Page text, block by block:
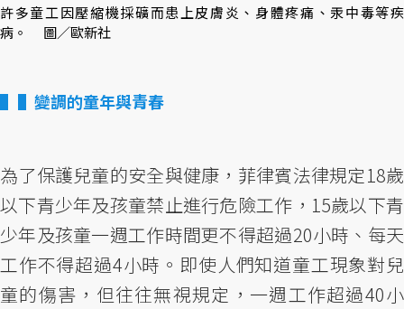
許多童工因壓縮機採礦而患上皮膚炎、身體疼痛、汞中毒等疾
病。 圖／歐新社
▌變調的童年與青春
為了保護兒童的安全與健康，菲律賓法律規定18歲
以下青少年及孩童禁止進行危險工作，15歲以下青
少年及孩童一週工作時間更不得超過20小時、每天
工作不得超過4小時。即使人們知道童工現象對兒
童的傷害，但往往無視規定，一週工作超過40小